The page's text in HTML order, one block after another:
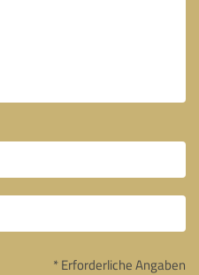
* Erforderliche Angaben